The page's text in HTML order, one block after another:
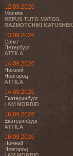
12.09.2026
Москва
REPUS TUTO MATOS,
RAZMOTCHIKI KATUSHEK
13.09.2026
Санкт-
Петербург
ATTILA
14.09.2026
Нижний
Новгород
ATTILA
14.09.2026
Екатеринбург
I AM MORBID
16.09.2026
Екатеринбург
ATTILA
16.09.2026
Нижний
Новгород